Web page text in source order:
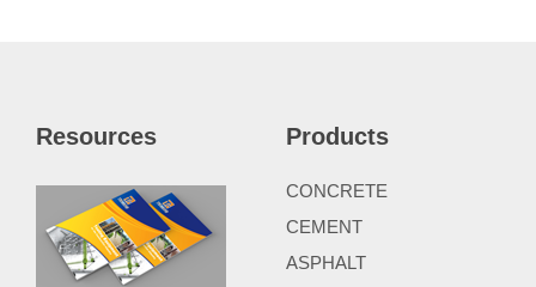
Resources Products
CONCRETE
CEMENT
ASPHALT